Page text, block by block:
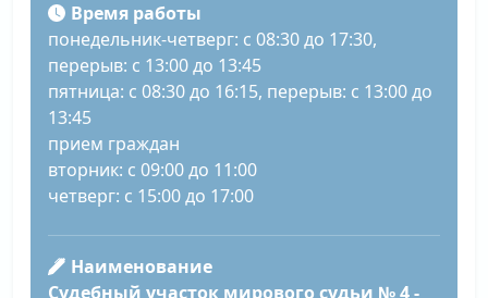
Время работы
понедельник-четверг: с 08:30 до 17:30,
перерыв: с 13:00 до 13:45
пятница: с 08:30 до 16:15, перерыв: с 13:00 до
13:45
прием граждан
вторник: с 09:00 до 11:00
четверг: с 15:00 до 17:00
Наименование
Судебный участок мирового судьи № 4 -